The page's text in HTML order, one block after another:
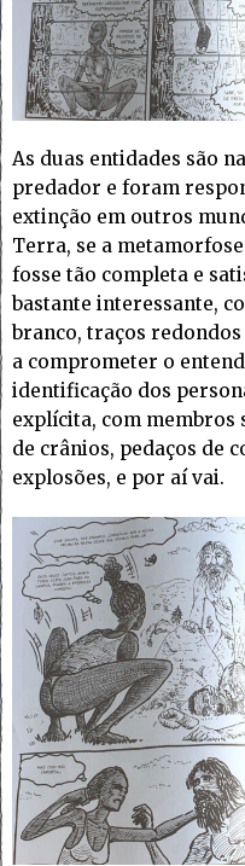
As duas entidades são
predador e foram
extinção em outros
Terra, se a
fosse tão completa e
bastante interessante,
branco, traços
a comprometer o
identificação dos
explícita, com membros
de crânios, pedaços de
explosões, e por aí vai.